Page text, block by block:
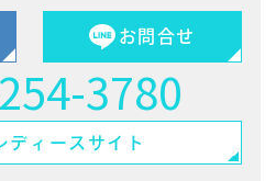
お問合せ
3780
ディースサイト